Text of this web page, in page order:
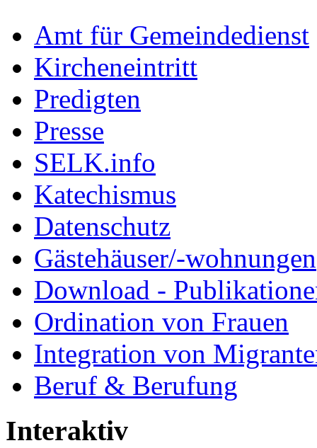
Amt für Gemeindedienst
Kircheneintritt
Predigten
Presse
SELK.info
Katechismus
Datenschutz
Gästehäuser/-wohnungen
Download -
Ordination von Frauen
Integration von
Beruf & Berufung
Interaktiv